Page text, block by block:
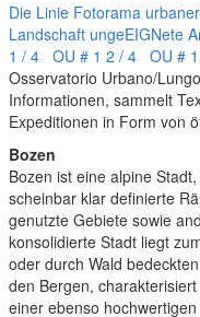
Die Linie Fotorama
Landschaft ungeEIGNete
1 / 4 OU # 1 2 / 4 OU # 1
Osservatorio Urbano/
Informationen, sammelt
Expeditionen in Form von
Bozen
Bozen ist eine alpine
scheinbar klar definierte
genutzte Gebiete sowie
konsolidierte Stadt liegt
oder durch Wald
den Bergen,
einer ebenso